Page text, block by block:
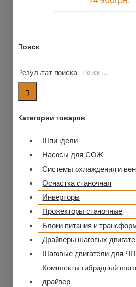
Поиск
Результат поиска:
Категории товаров
Шпиндели
Насосы для СОЖ
Системы охлаждения и
Оснастка станочная
Инверторы
Прожекторы станочные
Блоки питания и
Драйверы шаговых
Шаговые двигатели для
Комплекты гибридный
драйвер